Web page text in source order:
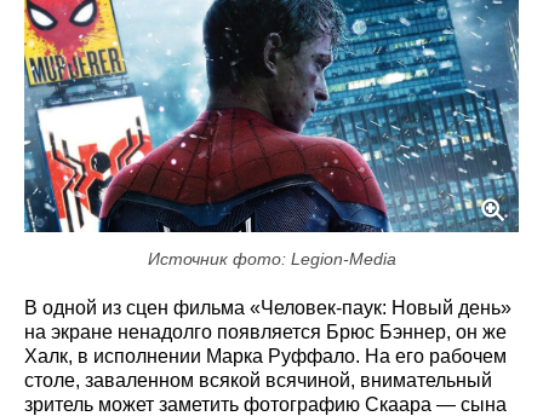
Источник фото: Legion-Media
В одной из сцен фильма «Человек-паук: Новый день»
на экране ненадолго появляется Брюс Бэннер, он же
Халк, в исполнении Марка Руффало. На его рабочем
столе, заваленном всякой всячиной, внимательный
зритель может заметить фотографию Скаара — сына